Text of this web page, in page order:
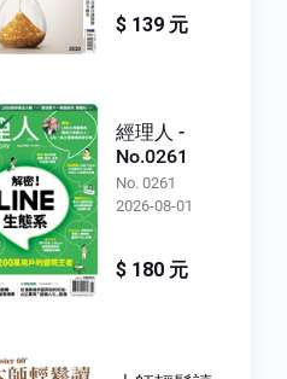
$ 139 元
經理人 -
No.0261
No. 0261
2026-08-01
$ 180 元